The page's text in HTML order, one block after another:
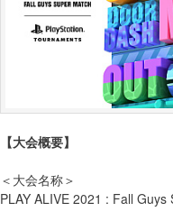
【大会概要】
＜大会名称＞
PLAY ALIVE 2021 : Fall Guys